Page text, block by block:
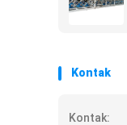
Kontak
Kontak: